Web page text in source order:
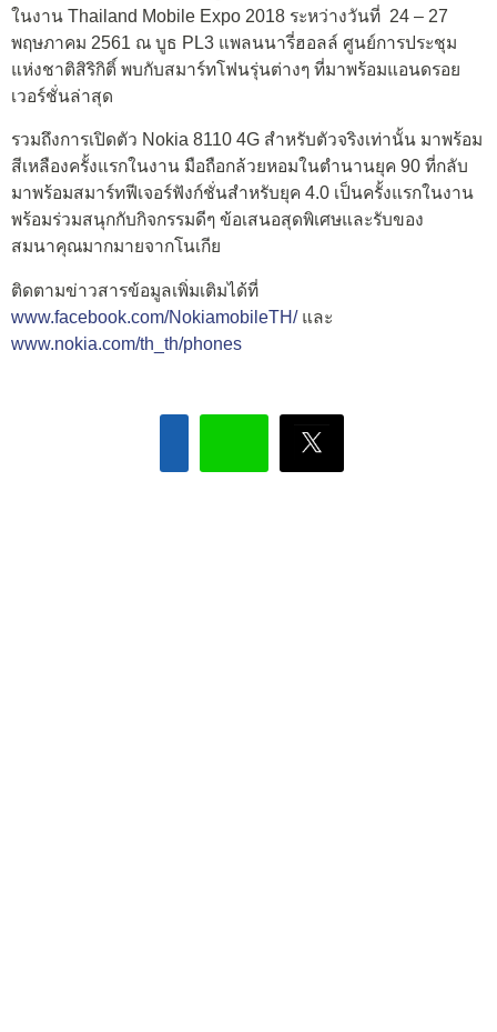
ในงาน Thailand Mobile Expo 2018 ระหว่างวันที่ 24 – 27
พฤษภาคม 2561 ณ บูธ PL3 แพลนนารี่ฮอลล์ ศูนย์การประชุม
แห่งชาติสิริกิติ์ พบกับสมาร์ทโฟนรุ่นต่างๆ ที่มาพร้อมแอนดรอย
เวอร์ชั่นล่าสุด
รวมถึงการเปิดตัว Nokia 8110 4G สำหรับตัวจริงเท่านั้น มาพร้อม
สีเหลืองครั้งแรกในงาน มือถือกล้วยหอมในตำนานยุค 90 ที่กลับ
มาพร้อมสมาร์ทฟีเจอร์ฟังก์ชั่นสำหรับยุค 4.0 เป็นครั้งแรกในงาน
พร้อมร่วมสนุกกับกิจกรรมดีๆ ข้อเสนอสุดพิเศษและรับของ
สมนาคุณมากมายจากโนเกีย
ติดตามข่าวสารข้อมูลเพิ่มเติมได้ที่
www.facebook.com/NokiamobileTH/และ
www.nokia.com/th_th/phones